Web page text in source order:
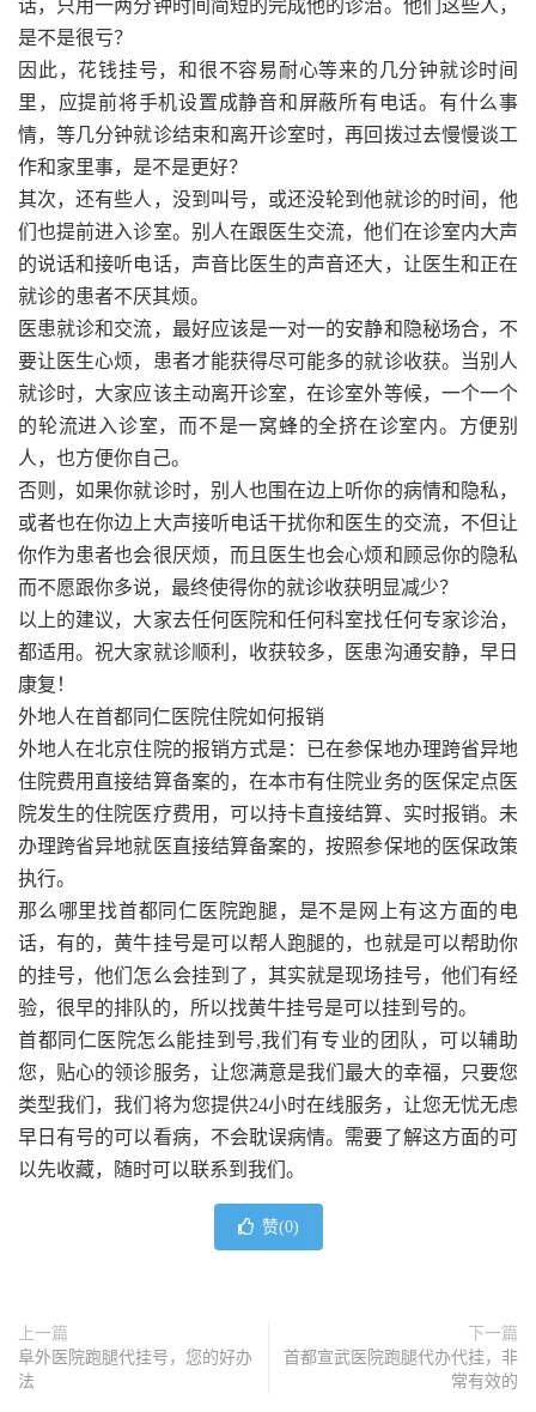
话，只用一两分钟时间简短的完成他的诊治。他们这些人，
是不是很亏？
因此，花钱挂号，和很不容易耐心等来的几分钟就诊时间
里，应提前将手机设置成静音和屏蔽所有电话。有什么事
情，等几分钟就诊结束和离开诊室时，再回拨过去慢慢谈工
作和家里事，是不是更好？
其次，还有些人，没到叫号，或还没轮到他就诊的时间，他
们也提前进入诊室。别人在跟医生交流，他们在诊室内大声
的说话和接听电话，声音比医生的声音还大，让医生和正在
就诊的患者不厌其烦。
医患就诊和交流，最好应该是一对一的安静和隐秘场合，不
要让医生心烦，患者才能获得尽可能多的就诊收获。当别人
就诊时，大家应该主动离开诊室，在诊室外等候，一个一个
的轮流进入诊室，而不是一窝蜂的全挤在诊室内。方便别
人，也方便你自己。
否则，如果你就诊时，别人也围在边上听你的病情和隐私，
或者也在你边上大声接听电话干扰你和医生的交流，不但让
你作为患者也会很厌烦，而且医生也会心烦和顾忌你的隐私
而不愿跟你多说，最终使得你的就诊收获明显减少？
以上的建议，大家去任何医院和任何科室找任何专家诊治，
都适用。祝大家就诊顺利，收获较多，医患沟通安静，早日
康复！
外地人在首都同仁医院住院如何报销
外地人在北京住院的报销方式是：已在参保地办理跨省异地
住院费用直接结算备案的，在本市有住院业务的医保定点医
院发生的住院医疗费用，可以持卡直接结算、实时报销。未
办理跨省异地就医直接结算备案的，按照参保地的医保政策
执行。
那么哪里找首都同仁医院跑腿，是不是网上有这方面的电
话，有的，黄牛挂号是可以帮人跑腿的，也就是可以帮助你
的挂号，他们怎么会挂到了，其实就是现场挂号，他们有经
验，很早的排队的，所以找黄牛挂号是可以挂到号的。
首都同仁医院怎么能挂到号,我们有专业的团队，可以辅助
您，贴心的领诊服务，让您满意是我们最大的幸福，只要您
类型我们，我们将为您提供24小时在线服务，让您无忧无虑
早日有号的可以看病，不会耽误病情。需要了解这方面的可
以先收藏，随时可以联系到我们。
赞(0)
上一篇
阜外医院跑腿代挂号，您的好办
法
下一篇
首都宣武医院跑腿代办代挂，非
常有效的